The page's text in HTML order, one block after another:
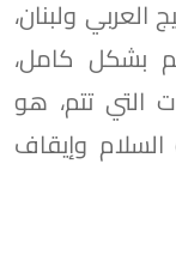
العربي ولبنان،
بشكل كامل،
التي تتم، هو
وإيقاف